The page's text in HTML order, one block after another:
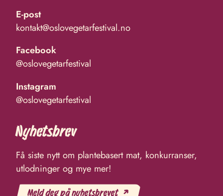
E-post
kontakt@oslovegetarfestival.no
Facebook
@oslovegetarfestival
Instagram
@oslovegetarfestival
Nyhetsbrev
Få siste nytt om plantebasert mat, konkurranser,
utlodninger og mye mer!
Meld deg på nyhetsbrevet